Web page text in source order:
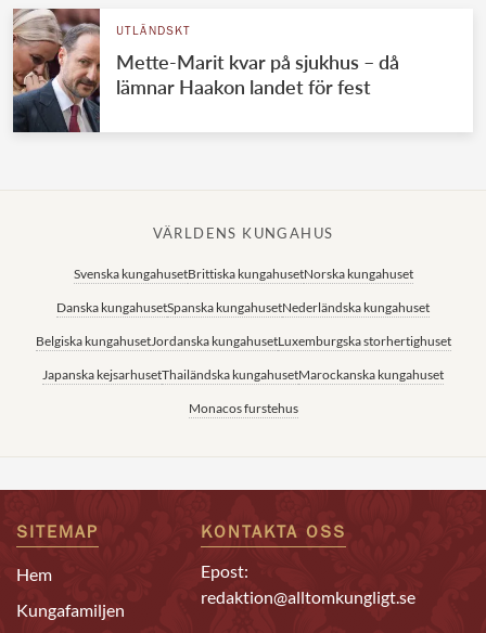
UTLÄNDSKT
Mette-Marit kvar på sjukhus – då
lämnar Haakon landet för fest
VÄRLDENS KUNGAHUS
Svenska kungahusetBrittiska kungahusetNorska kungahuset
Danska kungahusetSpanska kungahusetNederländska kungahuset
Belgiska kungahusetJordanska kungahusetLuxemburgska storhertighuset
Japanska kejsarhusetThailändska kungahusetMarockanska kungahuset
Monacos furstehus
SITEMAP
Hem
Kungafamiljen
KONTAKTA OSS
Epost:
redaktion@alltomkungligt.se